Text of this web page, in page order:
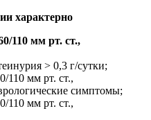
характерно
110 мм рт. ст.,
> 0,3 г/сутки;
110 мм рт. ст.,
симптомы;
110 мм рт. ст.,